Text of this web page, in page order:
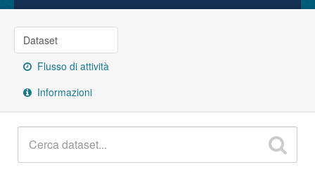
Dataset
Flusso di attività
Informazioni